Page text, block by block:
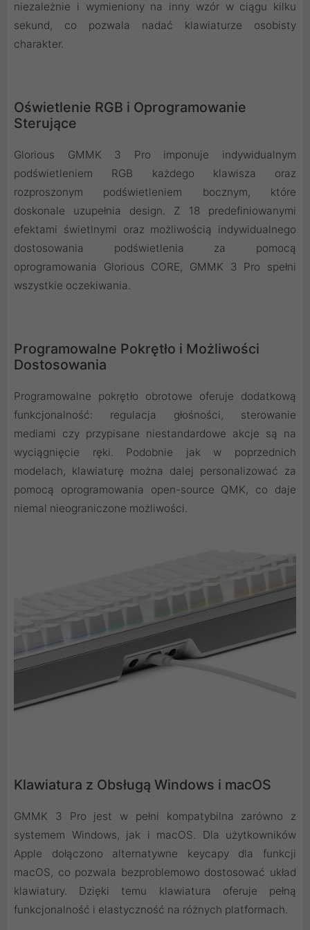
niezależnie i wymieniony na inny wzór w ciągu kilku
sekund, co pozwala nadać klawiaturze osobisty
charakter.
Oświetlenie RGB i Oprogramowanie
Sterujące
Glorious GMMK 3 Pro imponuje indywidualnym
podświetleniem RGB każdego klawisza oraz
rozproszonym podświetleniem bocznym, które
doskonale uzupełnia design. Z 18 predefiniowanymi
efektami świetlnymi oraz możliwością indywidualnego
dostosowania podświetlenia za pomocą
oprogramowania Glorious CORE, GMMK 3 Pro spełni
wszystkie oczekiwania.
Programowalne Pokrętło i Możliwości
Dostosowania
Programowalne pokrętło obrotowe oferuje dodatkową
funkcjonalność: regulacja głośności, sterowanie
mediami czy przypisane niestandardowe akcje są na
wyciągnięcie ręki. Podobnie jak w poprzednich
modelach, klawiaturę można dalej personalizować za
pomocą oprogramowania open-source QMK, co daje
niemal nieograniczone możliwości.
Klawiatura z Obsługą Windows i macOS
GMMK 3 Pro jest w pełni kompatybilna zarówno z
systemem Windows, jak i macOS. Dla użytkowników
Apple dołączono alternatywne keycapy dla funkcji
macOS, co pozwala bezproblemowo dostosować układ
klawiatury. Dzięki temu klawiatura oferuje pełną
funkcjonalność i elastyczność na różnych platformach.